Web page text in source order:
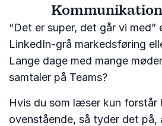
“Det er super, det går vi med”
LinkedIn-grå markedsføring
Lange dage med mange
samtaler på Teams?
Hvis du som læser kun forstår
ovenstående, så tyder det på,